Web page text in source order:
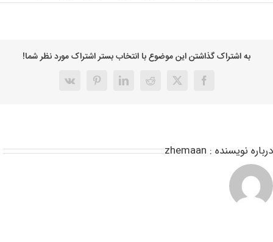
به اشتراک گذاشتن این موضوع با انتخاب بستر اشتراک مورد نظر شما!
درباره نویسنده : zhemaan